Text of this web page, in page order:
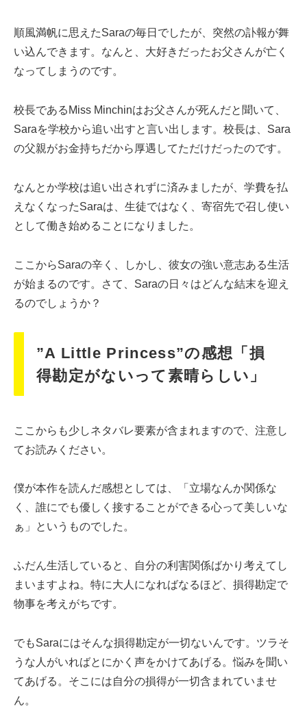
順風満帆に思えたSaraの毎日でしたが、突然の訃報が舞
い込んできます。なんと、大好きだったお父さんが亡く
なってしまうのです。
校長であるMiss Minchinはお父さんが死んだと聞いて、
Saraを学校から追い出すと言い出します。校長は、Sara
の父親がお金持ちだから厚遇してただけだったのです。
なんとか学校は追い出されずに済みましたが、学費を払
えなくなったSaraは、生徒ではなく、寄宿先で召し使い
として働き始めることになりました。
ここからSaraの辛く、しかし、彼女の強い意志ある生活
が始まるのです。さて、Saraの日々はどんな結末を迎え
るのでしょうか？
”A Little Princess”の感想「損
得勘定がないって素晴らしい」
ここからも少しネタバレ要素が含まれますので、注意し
てお読みください。
僕が本作を読んだ感想としては、「立場なんか関係な
く、誰にでも優しく接することができる心って美しいな
ぁ」というものでした。
ふだん生活していると、自分の利害関係ばかり考えてし
まいますよね。特に大人になればなるほど、損得勘定で
物事を考えがちです。
でもSaraにはそんな損得勘定が一切ないんです。ツラそ
うな人がいればとにかく声をかけてあげる。悩みを聞い
てあげる。そこには自分の損得が一切含まれていませ
ん。